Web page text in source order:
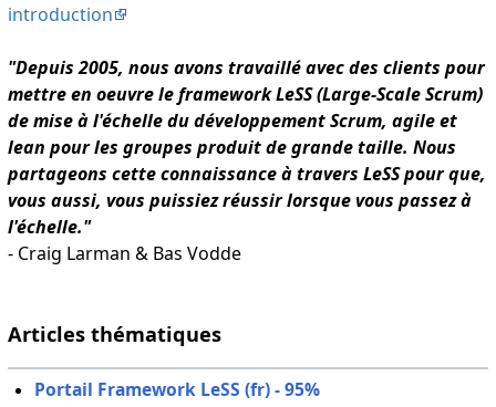
introduction
"Depuis 2005, nous avons travaillé avec des clients pour
mettre en oeuvre le framework LeSS (Large-Scale Scrum)
de mise à l'échelle du développement Scrum, agile et
lean pour les groupes produit de grande taille. Nous
partageons cette connaissance à travers LeSS pour que,
vous aussi, vous puissiez réussir lorsque vous passez à
l'échelle."
- Craig Larman & Bas Vodde
Articles thématiques
Portail Framework LeSS (fr) - 95%